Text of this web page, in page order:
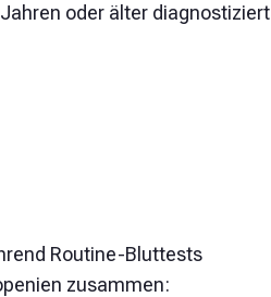
oder älter diagnostiziert
Routine-Bluttests
zusammen: